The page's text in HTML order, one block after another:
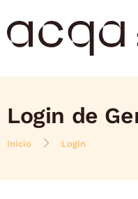
Login de
Início Login